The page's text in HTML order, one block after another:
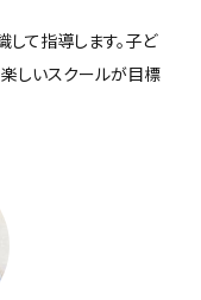
して指導します。子ど
しいスクールが目標